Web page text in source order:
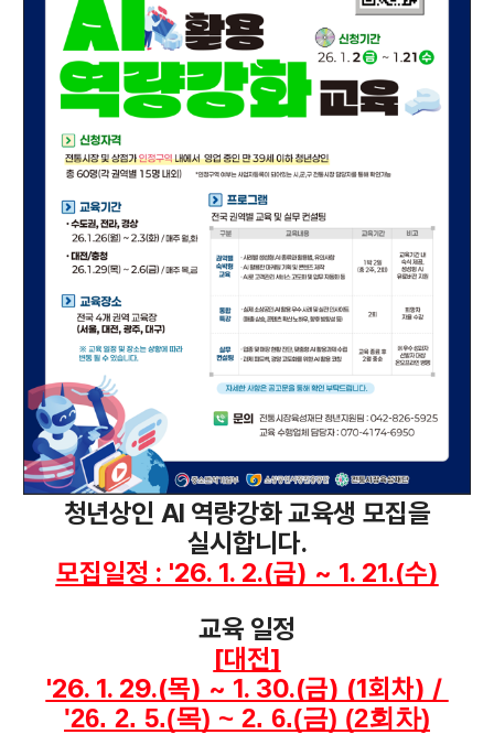
청년상인 AI 역량강화 교육생 모집을
실시합니다.
모집일정 : '26. 1. 2.(금) ~ 1. 21.(수)
교육 일정
[대전]
'26. 1. 29.(목) ~ 1. 30.(금) (1회차) /
'26. 2. 5.(목) ~ 2. 6.(금) (2회차)